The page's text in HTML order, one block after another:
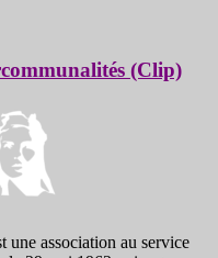
(Clip)
une association au service